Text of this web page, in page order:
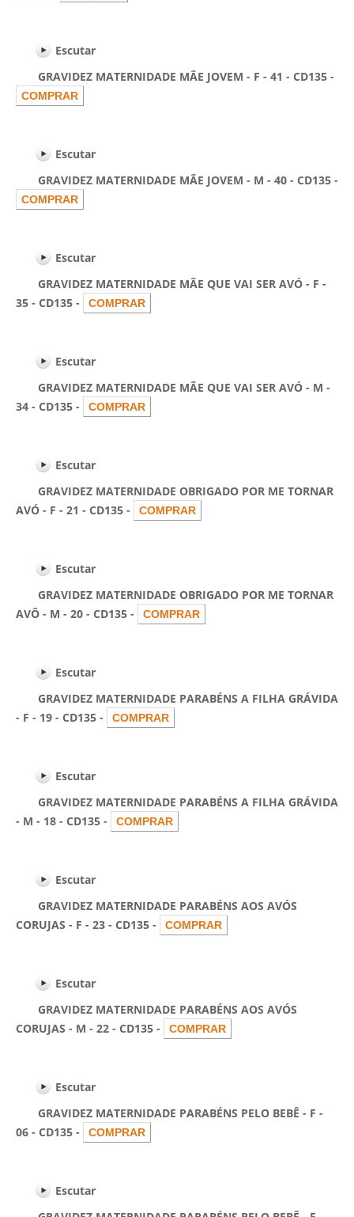
Escutar
GRAVIDEZ MATERNIDADE MÃE JOVEM - F - 41 - CD135 -
Escutar
GRAVIDEZ MATERNIDADE MÃE JOVEM - M - 40 - CD135 -
Escutar
GRAVIDEZ MATERNIDADE MÃE QUE VAI SER AVÓ - F -
35 - CD135 -
Escutar
GRAVIDEZ MATERNIDADE MÃE QUE VAI SER AVÓ - M -
34 - CD135 -
Escutar
GRAVIDEZ MATERNIDADE OBRIGADO POR ME TORNAR
AVÓ - F - 21 - CD135 -
Escutar
GRAVIDEZ MATERNIDADE OBRIGADO POR ME TORNAR
AVÔ - M - 20 - CD135 -
Escutar
GRAVIDEZ MATERNIDADE PARABÉNS A FILHA GRÁVIDA
- F - 19 - CD135 -
Escutar
GRAVIDEZ MATERNIDADE PARABÉNS A FILHA GRÁVIDA
- M - 18 - CD135 -
Escutar
GRAVIDEZ MATERNIDADE PARABÉNS AOS AVÓS
CORUJAS - F - 23 - CD135 -
Escutar
GRAVIDEZ MATERNIDADE PARABÉNS AOS AVÓS
CORUJAS - M - 22 - CD135 -
Escutar
GRAVIDEZ MATERNIDADE PARABÉNS PELO BEBÊ - F -
06 - CD135 -
Escutar